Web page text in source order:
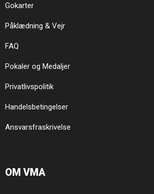
Gokarter
Påklædning & Vejr
FAQ
Pokaler og Medaljer
Privatlivspolitik
Handelsbetingelser
Ansvarsfraskrivelse
OM VMA